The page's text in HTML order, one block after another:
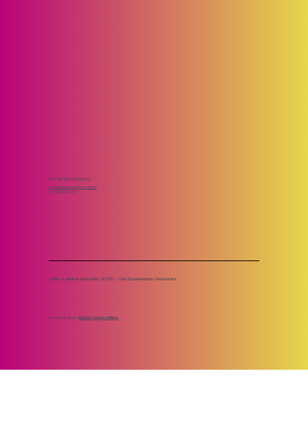
ENTRE EM CONTATO
contato@ceucomvoce.com.br
(21) 96963-4316
Todos os direitos reservados. ® CEU - Ciclo Empreendedor Universitário
Desenvolvido porMSocial | Design e Mídias